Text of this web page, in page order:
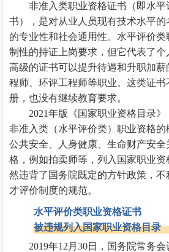
非准入类职业资格证书（即水
书），是对从业人员现有技术水平
的专业性和社会通用性。水平评价
制性的持证上岗要求，但它代表了
高级的证书可以提升待遇和升职加
程师、环评工程师等职业。这类证
册，也没有继续教育要求。
2021年版《国家职业资格目录
非准入类（水平评价类）职业资格的
公共安全、人身健康、生命财产安
格，例如拍卖师等，列入国家职业
然违背了国务院既定的方针政策，不
才评价制度的规范。
水平评价类职业资格证书
被违规列入国家职业资格目录
2019年12月30日，国务院常务